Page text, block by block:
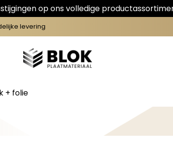
op ons volledige
levering
+ folie